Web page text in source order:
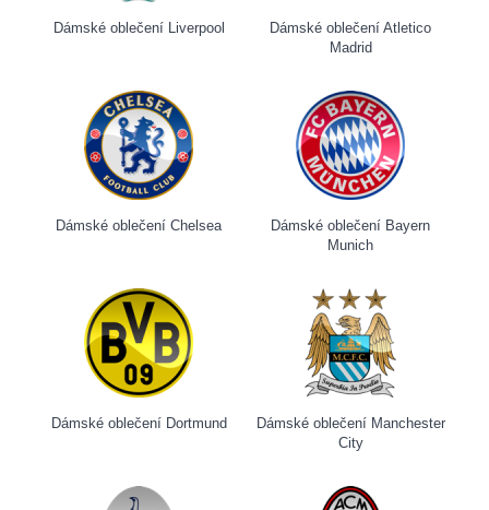
Dámské oblečení Liverpool
Dámské oblečení Atletico
Madrid
Dámské oblečení Chelsea
Dámské oblečení Bayern
Munich
Dámské oblečení Dortmund
Dámské oblečení Manchester
City